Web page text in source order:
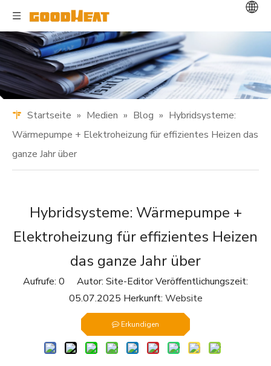
Startseite » Medien » Blog » Hybridsysteme:
Wärmepumpe + Elektroheizung für effizientes Heizen das
ganze Jahr über
Hybridsysteme: Wärmepumpe +
Elektroheizung für effizientes Heizen
das ganze Jahr über
Aufrufe: 0 Autor: Site-Editor Veröffentlichungszeit:
05.07.2025 Herkunft: Website
Erkundigen